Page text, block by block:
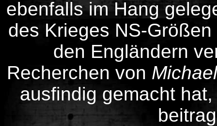
ebenfalls im Hang
des Krieges NS-
den Engländern
Recherchen von
ausfindig gemacht